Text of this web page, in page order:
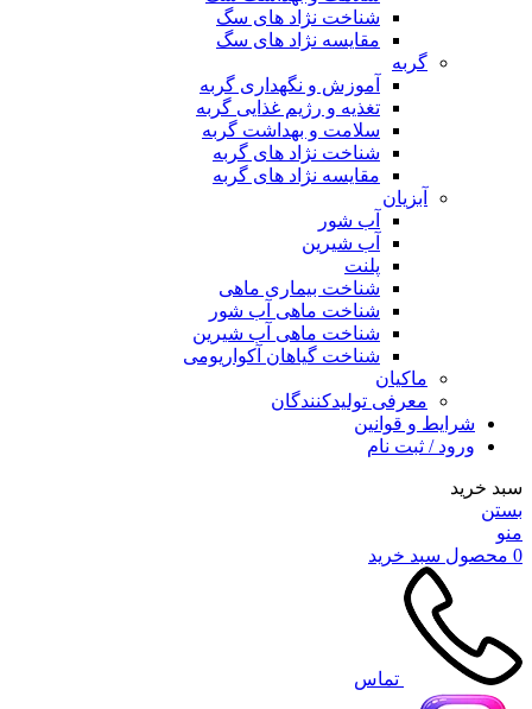
شناخت نژاد های سگ
مقایسه نژاد های سگ
گربه
آموزش و نگهداری گربه
تغذیه و رژیم غذایی گربه
سلامت و بهداشت گربه
شناخت نژاد های گربه
مقایسه نژاد های گربه
آبزیان
آب شور
آب شیرین
پلنت
شناخت بیماری ماهی
شناخت ماهی آب شور
شناخت ماهی آب شیرین
شناخت گیاهان آکواریومی
ماکیان
معرفی تولیدکنندگان
شرایط و قوانین
ورود / ثبت نام
سبد خرید
بستن
منو
0 محصول سبد خرید
تماس